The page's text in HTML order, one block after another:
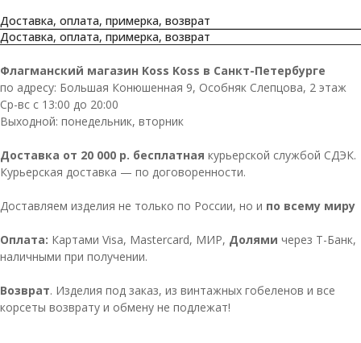
Доставка, оплата, примерка, возврат
Доставка, оплата, примерка, возврат
Флагманский магазин Koss Koss в Санкт-Петербурге
по адресу: Большая Конюшенная 9, Особняк Слепцова, 2 этаж
Ср-вс с 13:00 до 20:00
Выходной: понедельник, вторник
Доставка от 20 000 р. бесплатная курьерской службой СДЭК.
Курьерская доставка — по договоренности.
Доставляем изделия не только по России, но и по всему миру
Оплата: Картами Visa, Mastercard, МИР, Долями через Т-Банк,
наличными при получении.
Возврат. Изделия под заказ, из винтажных гобеленов и все
корсеты возврату и обмену не подлежат!